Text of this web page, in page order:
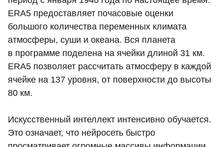
ERA5 предоставляет почасовые оценки
большого количества переменных климата
атмосферы, суши и океана. Вся планета
в программе поделена на ячейки длиной 31 км.
ERA5 позволяет рассчитать атмосферу в каждой
ячейке на 137 уровня, от поверхности до высоты
80 км.
Искусственный интеллект интенсивно обучается.
Это означает, что нейросеть быстро